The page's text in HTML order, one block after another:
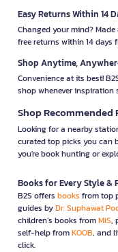
Easy Returns Within 14
Changed your mind?
free returns within 14 days
Shop Anytime,
Convenience at its best!
shop whenever
Shop
Looking for a nearby
curated top picks you can
you're book hunting or
Books for Every Style &
B2S offers books from top
guides byDr. Suphawat
children’s books fromMIS,
self-help fromKOOB, and
click.